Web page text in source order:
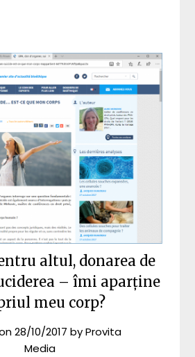
altul, donarea de
– îmi aparține
meu corp?
28/10/2017 byProvita
Media